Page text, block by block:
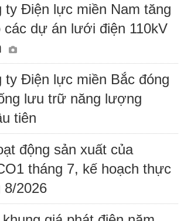
ty Điện lực miền Nam tăng
các dự án lưới điện 110kV
ty Điện lực miền Bắc đóng
lưu trữ năng lượng
tiên
động sản xuất của
tháng 7, kế hoạch thực
8/2026